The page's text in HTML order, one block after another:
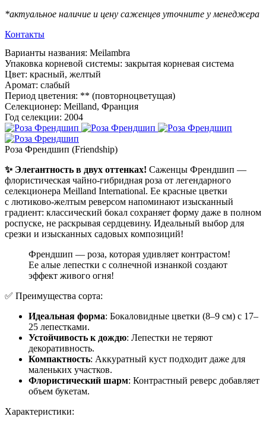
*актуальное наличие и цену саженцев уточните у менеджера
Контакты
Варианты названия: Meilambra
Упаковка корневой системы: закрытая корневая система
Цвет: красный, желтый
Аромат: слабый
Период цветения: ** (повторноцветущая)
Селекционер: Meilland, Франция
Год селекции: 2004
Роза Френдшип (Friendship)
✨ Элегантность в двух оттенках! Саженцы Френдшип —
флористическая чайно-гибридная роза от легендарного
селекционера Meilland International. Ее красные цветки
с лютиково-желтым реверсом напоминают изысканный
градиент: классический бокал сохраняет форму даже в полном
роспуске, не раскрывая сердцевину. Идеальный выбор для
срезки и изысканных садовых композиций!
Френдшип — роза, которая удивляет контрастом!
Ее алые лепестки с солнечной изнанкой создают
эффект живого огня!
✅ Преимущества сорта:
Идеальная форма: Бокаловидные цветки (8–9 см) с 17–
25 лепестками.
Устойчивость к дождю: Лепестки не теряют
декоративность.
Компактность: Аккуратный куст подходит даже для
маленьких участков.
Флористический шарм: Контрастный реверс добавляет
объем букетам.
Характеристики: